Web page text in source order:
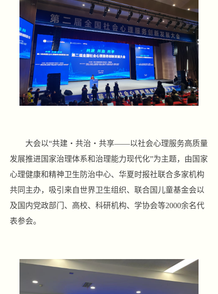
大会以“共建・共治・共享——以社会心理服务高质量
发展推进国家治理体系和治理能力现代化”为主题，由国家
心理健康和精神卫生防治中心、华夏时报社联合多家机构
共同主办，吸引来自世界卫生组织、联合国儿童基金会以
及国内党政部门、高校、科研机构、学协会等2000余名代
表参会。